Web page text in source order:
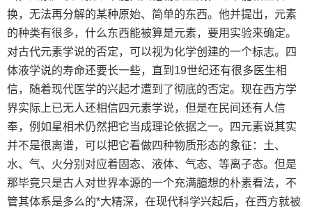
换，无法再分解的某种原始、简单的东西。他并提出，元素
的种类有很多，什么东西能被算是元素，要用实验来确定。
对古代元素学说的否定，可以视为化学创建的一个标志。四
体液学说的寿命还要长一些，直到19世纪还有很多医生相
信，随着现代医学的兴起才遭到了彻底的否定。现在西方学
界实际上已无人还相信四元素学说，但是在民间还有人信
奉，例如星相术仍然把它当成理论依据之一。四元素说其实
并不是很离谱，可以把它看做四种物质形态的象征：土、
水、气、火分别对应着固态、液体、气态、等离子态。但是
那毕竟只是古人对世界本源的一个充满臆想的朴素看法，不
管其体系是多么的*大精深，在现代科学兴起后，在西方就被